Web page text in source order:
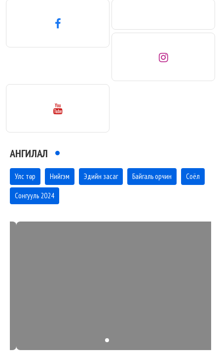
АНГИЛАЛ
Улс төр Нийгэм Эдийн засаг Байгаль орчин Соёл
Сонгууль 2024